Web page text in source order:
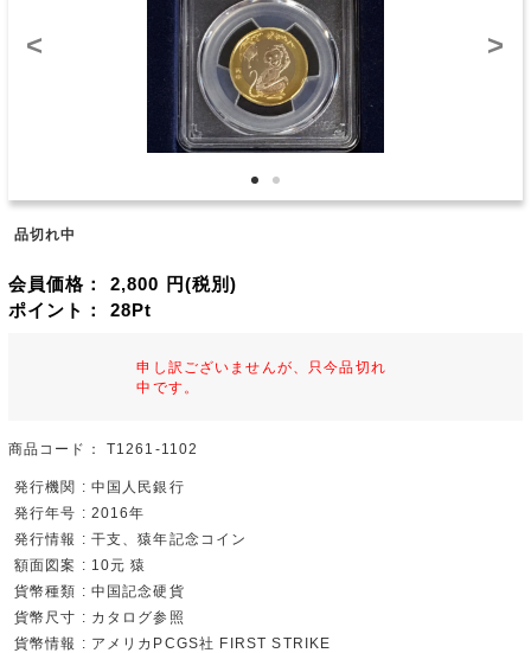
< >
品切れ中
会員価格： 2,800 円(税別)
ポイント： 28Pt
申し訳ございませんが、只今品切れ
中です。
商品コード： T1261-1102
発行機関 : 中国人民銀行
発行年号 : 2016年
発行情報 : 干支、猿年記念コイン
額面図案 : 10元 猿
貨幣種類 : 中国記念硬貨
貨幣尺寸 : カタログ参照
貨幣情報 : アメリカPCGS社 FIRST STRIKE